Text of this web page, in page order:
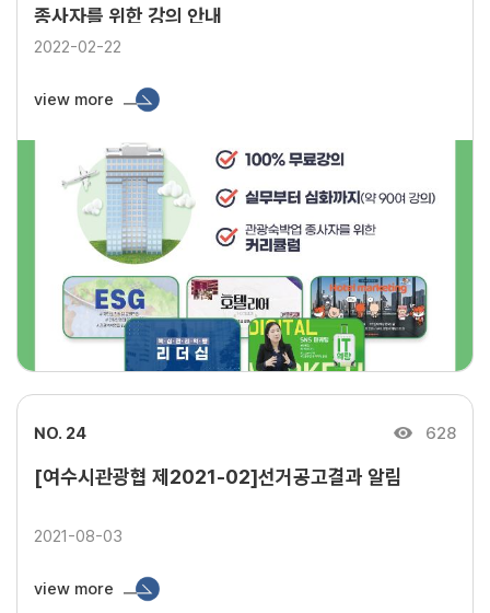
종사자를 위한 강의 안내
2022-02-22
view more
NO. 24 628
[여수시관광협 제2021-02]선거공고결과 알림
2021-08-03
view more